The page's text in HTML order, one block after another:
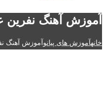
آموزش آهنگ نفرین
خانهآموزش های پیانوآموزش آهنگ